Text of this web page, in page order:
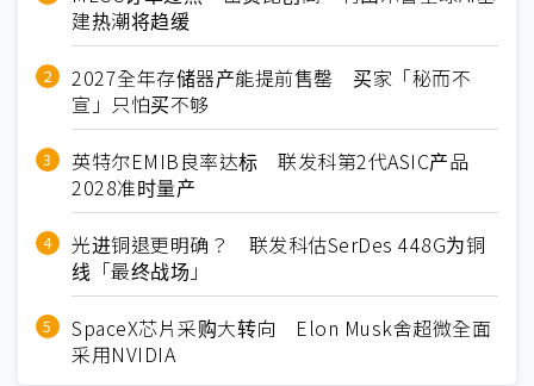
建热潮将趋缓
2027全年存储器产能提前售罄 买家「秘而不
宣」只怕买不够
英特尔EMIB良率达标 联发科第2代ASIC产品
2028准时量产
光进铜退更明确？ 联发科估SerDes 448G为铜
线「最终战场」
SpaceX芯片采购大转向 Elon Musk舍超微全面
采用NVIDIA